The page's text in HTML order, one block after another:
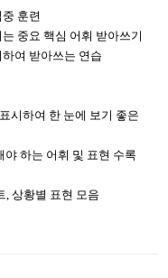
훈련
중요 핵심 어휘 받아쓰기
여 받아쓰는 연습
시하여 한 눈에 보기 좋은
하는 어휘 및 표현 수록
, 상황별 표현 모음